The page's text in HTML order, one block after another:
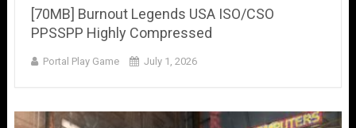
[70MB] Burnout Legends USA ISO/CSO
PPSSPP Highly Compressed
Portal Play Game July 1, 2026